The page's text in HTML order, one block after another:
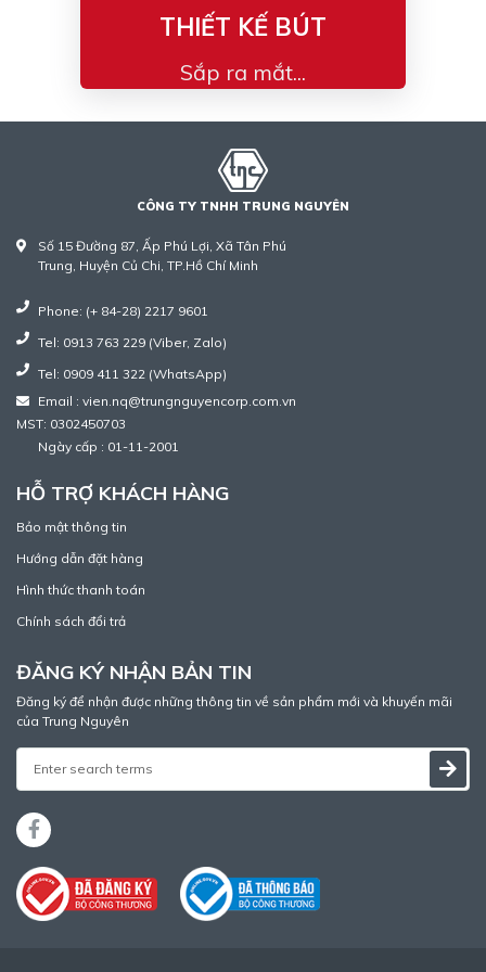
THIẾT KẾ BÚT
Sắp ra mắt...
CÔNG TY TNHH TRUNG NGUYÊN
Số 15 Đường 87, Ấp Phú Lợi, Xã Tân Phú
Trung, Huyện Củ Chi, TP.Hồ Chí Minh
Phone: (+ 84-28) 2217 9601
Tel: 0913 763 229 (Viber, Zalo)
Tel: 0909 411 322 (WhatsApp)
Email : vien.nq@trungnguyencorp.com.vn
MST: 0302450703
Ngày cấp : 01-11-2001
HỖ TRỢ KHÁCH HÀNG
Bảo mật thông tin
Hướng dẫn đặt hàng
Hình thức thanh toán
Chính sách đổi trả
ĐĂNG KÝ NHẬN BẢN TIN
Đăng ký để nhận được những thông tin về sản phẩm mới và khuyến mãi
của Trung Nguyên